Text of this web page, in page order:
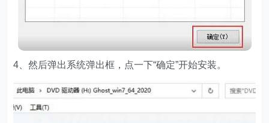
4、然后弹出系统弹出框，点一下“确定”开始安装。